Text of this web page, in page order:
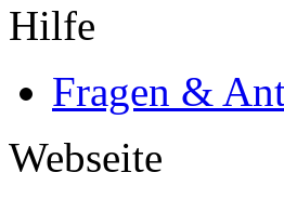
Hilfe
Fragen &
Webseite